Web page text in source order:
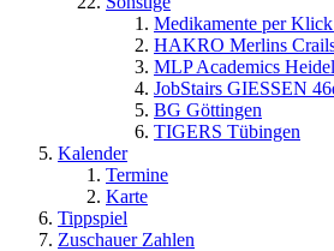
Medikamente per
HAKRO Merlins
MLP Academics
JobStairs GIESSEN
BG Göttingen
TIGERS Tübingen
Kalender
Termine
Karte
Tippspiel
Zuschauer Zahlen